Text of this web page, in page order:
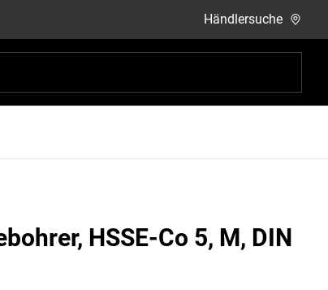
Händlersuche
HSSE-Co 5, M, DIN